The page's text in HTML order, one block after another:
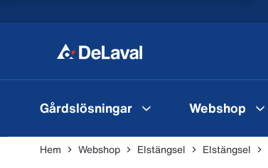
Gårdslösningar Webshop
Hem Webshop Elstängsel Elstängsel